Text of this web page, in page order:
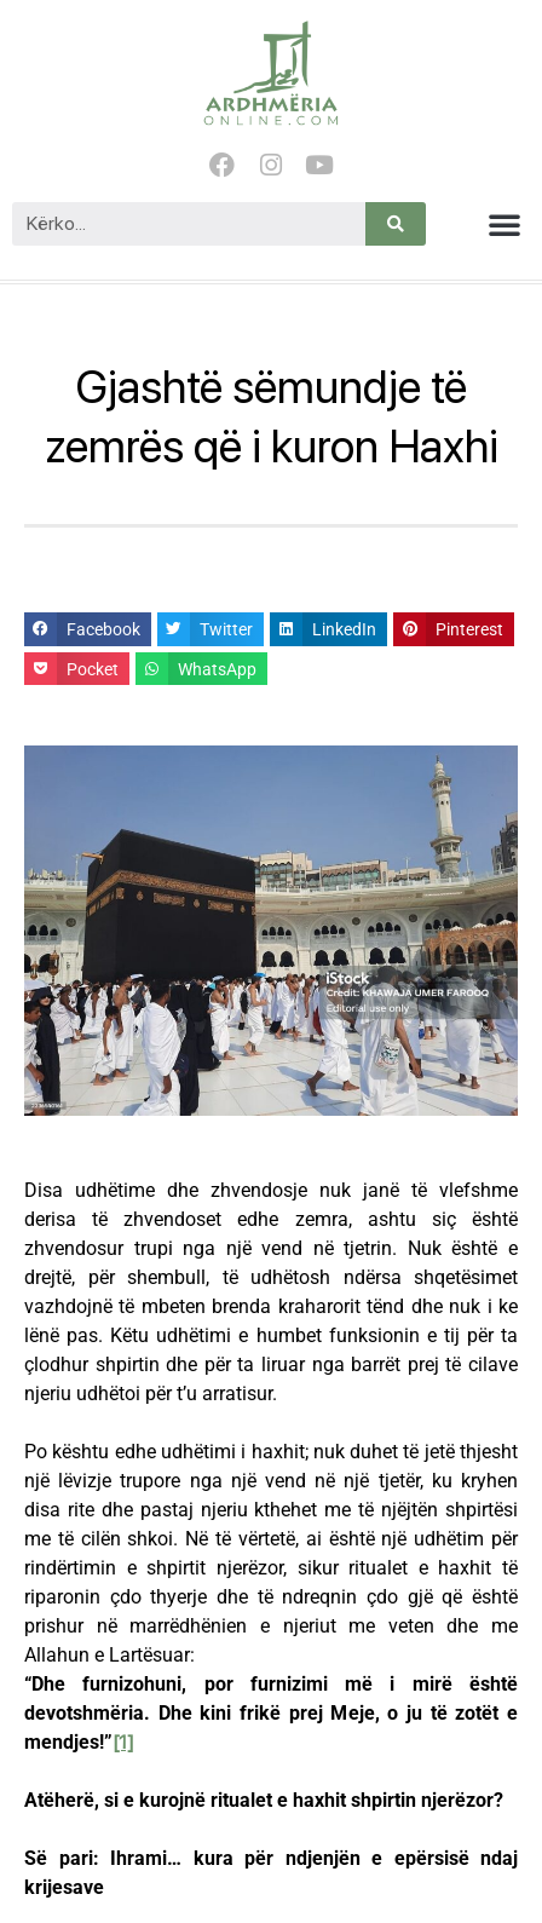
Gjashtë sëmundje të
zemrës që i kuron Haxhi
Facebook Twitter LinkedIn Pinterest
Pocket WhatsApp
Disa udhëtime dhe zhvendosje nuk janë të vlefshme
derisa të zhvendoset edhe zemra, ashtu siç është
zhvendosur trupi nga një vend në tjetrin. Nuk është e
drejtë, për shembull, të udhëtosh ndërsa shqetësimet
vazhdojnë të mbeten brenda kraharorit tënd dhe nuk i ke
lënë pas. Këtu udhëtimi e humbet funksionin e tij për ta
çlodhur shpirtin dhe për ta liruar nga barrët prej të cilave
njeriu udhëtoi për t’u arratisur.
Po kështu edhe udhëtimi i haxhit; nuk duhet të jetë thjesht
një lëvizje trupore nga një vend në një tjetër, ku kryhen
disa rite dhe pastaj njeriu kthehet me të njëjtën shpirtësi
me të cilën shkoi. Në të vërtetë, ai është një udhëtim për
rindërtimin e shpirtit njerëzor, sikur ritualet e haxhit të
riparonin çdo thyerje dhe të ndreqnin çdo gjë që është
prishur në marrëdhënien e njeriut me veten dhe me
Allahun e Lartësuar:
“Dhe furnizohuni, por furnizimi më i mirë është
devotshmëria. Dhe kini frikë prej Meje, o ju të zotët e
mendjes!”[1]
Atëherë, si e kurojnë ritualet e haxhit shpirtin njerëzor?
Së pari: Ihrami… kura për ndjenjën e epërsisë ndaj
krijesave